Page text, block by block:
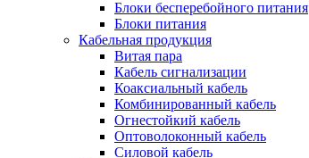
Блоки бесперебойного питания
Блоки питания
Кабельная продукция
Витая пара
Кабель сигнализации
Коаксиальный кабель
Комбинированный кабель
Огнестойкий кабель
Оптоволоконный кабель
Силовой кабель